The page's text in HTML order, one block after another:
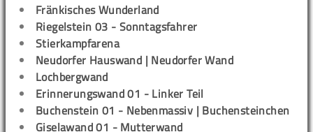
Fränkisches Wunderland
Riegelstein 03 - Sonntagsfahrer
Stierkampfarena
Neudorfer Hauswand | Neudorfer Wand
Lochbergwand
Erinnerungswand 01 - Linker Teil
Buchenstein 01 - Nebenmassiv | Buchensteinchen
Giselawand 01 - Mutterwand